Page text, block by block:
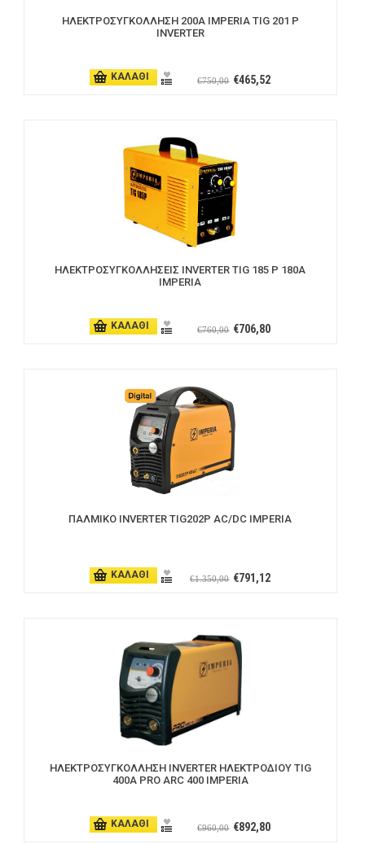
ΗΛΕΚΤΡΟΣΥΓΚΟΛΛΗΣΗ 200Α IMPERIA TIG 201 P
INVERTER
ΚΑΛΑΘΙ €465,52
€750,00
ΗΛΕΚΤΡΟΣΥΓΚΟΛΛΗΣΕΙΣ INVERTER TIG 185 P 180A
IMPERIA
ΚΑΛΑΘΙ €706,80
€760,00
ΠΑΛΜΙΚΟ INVERTER TIG202P AC/DC IMPERIA
ΚΑΛΑΘΙ €791,12
€1.350,00
ΗΛΕΚΤΡΟΣΥΓΚΟΛΛΗΣΗ INVERTER ΗΛΕΚΤΡΟΔΙΟΥ TIG
400Α PRO ARC 400 IMPERIA
ΚΑΛΑΘΙ €892,80
€960,00